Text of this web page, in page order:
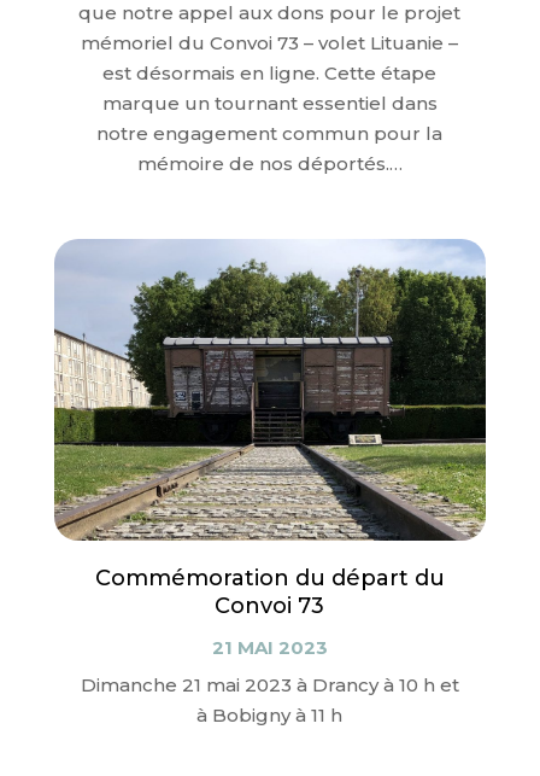
que notre appel aux dons pour le projet
mémoriel du Convoi 73 – volet Lituanie –
est désormais en ligne. Cette étape
marque un tournant essentiel dans
notre engagement commun pour la
mémoire de nos déportés.…
Commémoration du départ du
Convoi 73
21 MAI 2023
Dimanche 21 mai 2023 à Drancy à 10 h et
à Bobigny à 11 h